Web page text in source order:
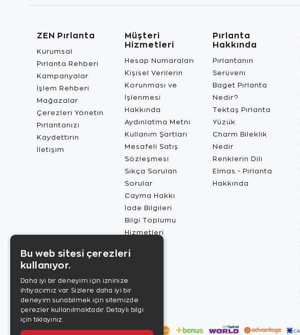
ZEN Pırlanta
Kurumsal
Pırlanta Rehberi
Kampanyalar
İşlem Rehberi
Mağazalar
Çerezleri Yönetin
Pırlantanızı
Kaydettirin
İletişim
Müşteri
Hizmetleri
Hesap Numaraları
Kişisel Verilerin
Korunması ve
İşlenmesi
Hakkında
Aydınlatma Metni
Kullanım Şartları
Mesafeli Satış
Sözleşmesi
Sıkça Sorulan
Sorular
Cayma Hakkı
İade Bilgileri
Bilgi Toplumu
Hizmetleri
Pırlanta
Hakkında
Pırlantanın
Serüveni
Baget Pırlanta
Nedir?
Tektaş Pırlanta
Yüzük
Charm Bileklik
Nedir
Renklerin Dili
Elmas - Pırlanta
Hakkında
Bu web sitesi çerezleri
kullanıyor.
Daha iyi bir deneyim için izninize
ihtiyacımız var. Sizlere daha iyi bir
deneyim sunabilmek için sitemizde
çerezler kullanılmaktadır. Detaylı bilgi
için tıklayınız.